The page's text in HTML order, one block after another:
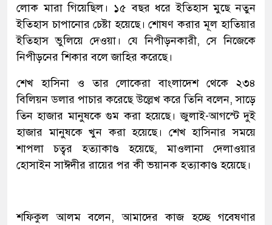
লোক মারা গিয়েছিল। ১৫ বছর ধরে ইতিহাস মুছে নতুন
ইতিহাস চাপানোর চেষ্টা হয়েছে। শোষণ করার মূল হাতিয়ার
ইতিহাস ভুলিয়ে দেওয়া। যে নিপীড়নকারী, সে নিজেকে
নিপীড়নের শিকার বলে জাহির করেছে।
শেখ হাসিনা ও তার লোকেরা বাংলাদেশ থেকে ২৩৪
বিলিয়ন ডলার পাচার করেছে উল্লেখ করে তিনি বলেন, সাড়ে
তিন হাজার মানুষকে গুম করা হয়েছে। জুলাই-আগস্টে দুই
হাজার মানুষকে খুন করা হয়েছে। শেখ হাসিনার সময়ে
শাপলা চত্বর হত্যাকাণ্ড হয়েছে, মাওলানা দেলাওয়ার
হোসাইন সাঈদীর রায়ের পর কী ভয়ানক হত্যাকাণ্ড হয়েছে।
শফিকুল আলম বলেন, আমাদের কাজ হচ্ছে গবেষণার